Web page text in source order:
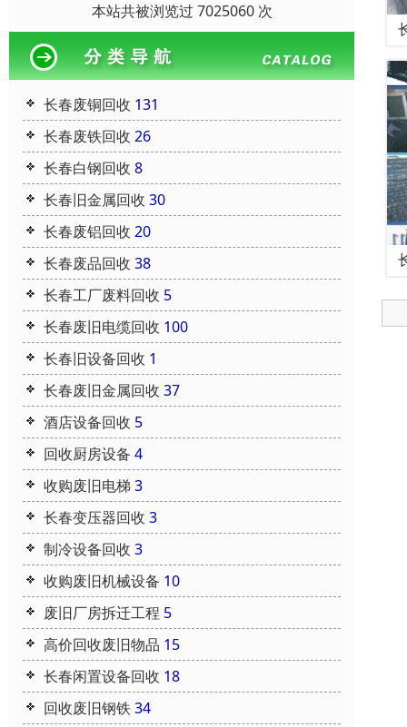
本站共被浏览过 7025060 次
长春废铜回收 131
长春废铁回收 26
长春白钢回收 8
长春旧金属回收 30
长春废铝回收 20
长春废品回收 38
长春工厂废料回收 5
长春废旧电缆回收 100
长春旧设备回收 1
长春废旧金属回收 37
酒店设备回收 5
回收厨房设备 4
收购废旧电梯 3
长春变压器回收 3
制冷设备回收 3
收购废旧机械设备 10
废旧厂房拆迁工程 5
高价回收废旧物品 15
长春闲置设备回收 18
回收废旧钢铁34